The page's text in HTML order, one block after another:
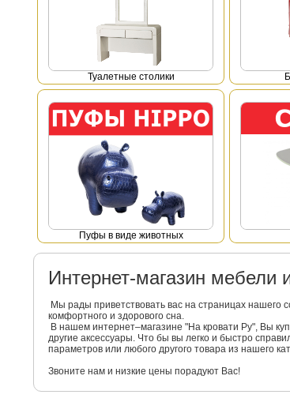
Туалетные столики
Пуфы в виде животных
Интернет-магазин
Мы рады приветствовать вас на страницах нашего
комфортного и здорового сна.
В нашем интернет–магазине "На кровати Ру", Вы
другие аксессуары. Что бы вы легко и быстро
параметров или любого другого товара из нашего
Звоните нам и низкие цены порадуют Вас!